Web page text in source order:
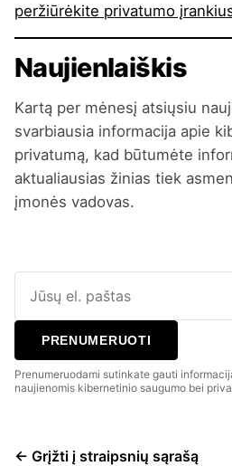
peržiūrėkite privatumo
Naujienlaiškis
Kartą per mėnesį atsiųsiu
svarbiausia informacija apie
privatumą, kad būtumėte
aktualiausias žinias tiek
įmonės vadovas.
PRENUMERUOTI
Prenumeruodami sutinkate gauti
naujienomis kibernetinio saugumo bei
← Grįžti į straipsnių sąrašą